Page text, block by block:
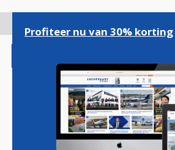
gaan
Magazine Podcasts
Profiteer nu van 30% korting